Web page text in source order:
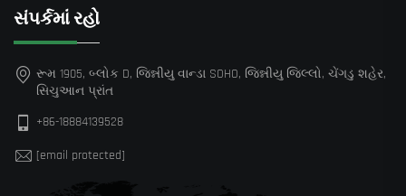
સંપર્કમાં રહો
રૂમ 1905, બ્લોક D, જિન્નીયુ વાન્ડા SOHO, જિન્નીયુ જિલ્લો, ચેંગડુ શહેર,
સિચુઆન પ્રાંત
+86-18884139528
[email protected]